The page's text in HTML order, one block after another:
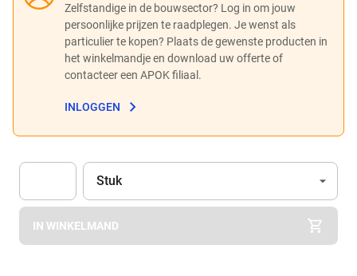
Zelfstandige in de bouwsector? Log in om jouw
persoonlijke prijzen te raadplegen. Je wenst als
particulier te kopen? Plaats de gewenste producten in
het winkelmandje en download uw offerte of
contacteer een APOK filiaal.
INLOGGEN
Apok.Product.Detail.AddToCart.Quantity (Optioneel)
Eenheid
Stuk
IN WINKELMAND